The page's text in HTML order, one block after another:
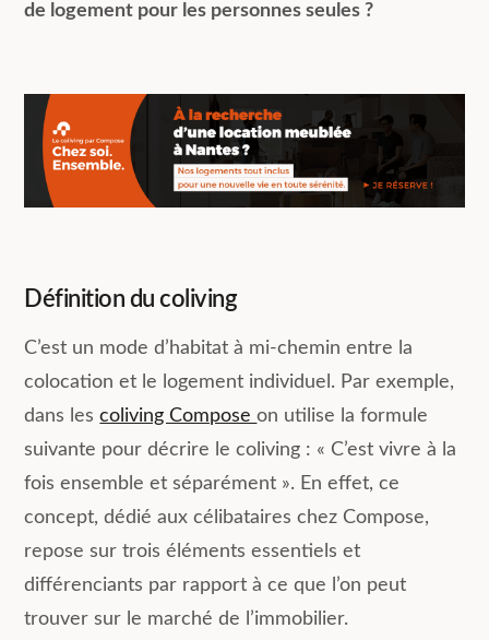
de logement pour les personnes seules ?
Définition du coliving
C’est un mode d’habitat à mi-chemin entre la
colocation et le logement individuel. Par exemple,
dans lescoliving Composeon utilise la formule
suivante pour décrire le coliving : « C’est vivre à la
fois ensemble et séparément ». En effet, ce
concept, dédié aux célibataires chez Compose,
repose sur trois éléments essentiels et
différenciants par rapport à ce que l’on peut
trouver sur le marché de l’immobilier.